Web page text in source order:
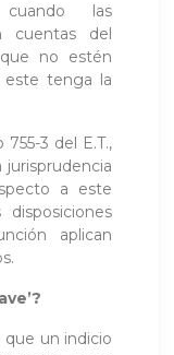
las
cuentas del
no estén
este tenga la
3 del E.T.,
a este
aplican
que un indicio